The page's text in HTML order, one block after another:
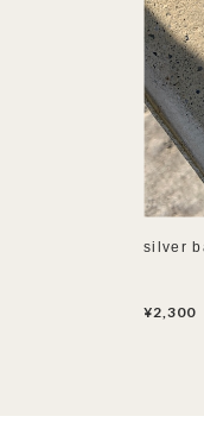
silver
¥2,300